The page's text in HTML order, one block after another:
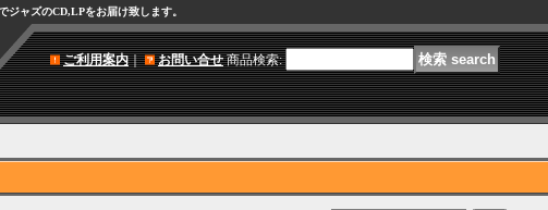
ャズのCD,LPをお届け致します。
ご利用案内｜ お問い合せ 商品検索: